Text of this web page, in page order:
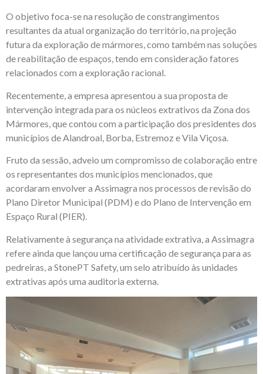
O objetivo foca-se na resolução de constrangimentos
resultantes da atual organização do território, na projeção
futura da exploração de mármores, como também nas soluções
de reabilitação de espaços, tendo em consideração fatores
relacionados com a exploração racional.
Recentemente, a empresa apresentou a sua proposta de
intervenção integrada para os núcleos extrativos da Zona dos
Mármores, que contou com a participação dos presidentes dos
municípios de Alandroal, Borba, Estremoz e Vila Viçosa.
Fruto da sessão, adveio um compromisso de colaboração entre
os representantes dos municípios mencionados, que
acordaram envolver a Assimagra nos processos de revisão do
Plano Diretor Municipal (PDM) e do Plano de Intervenção em
Espaço Rural (PIER).
Relativamente à segurança na atividade extrativa, a Assimagra
refere ainda que lançou uma certificação de segurança para as
pedreiras, a StonePT Safety, um selo atribuído às unidades
extrativas após uma auditoria externa.